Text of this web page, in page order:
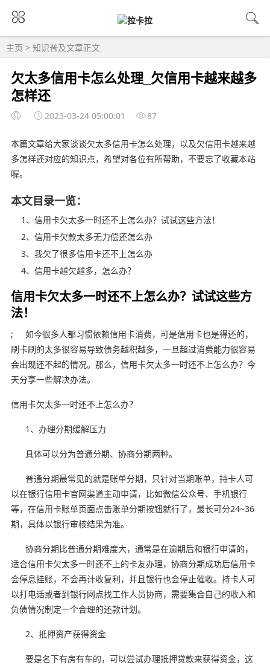
主页 > 知识普及文章正文
欠太多信用卡怎么处理_欠信用卡越来越多
怎样还
2023-03-24 05:00:01 87
本篇文章给大家谈谈欠太多信用卡怎么处理，以及欠信用卡越来越
多怎样还对应的知识点，希望对各位有所帮助，不要忘了收藏本站
喔。
本文目录一览：
1、信用卡欠太多一时还不上怎么办？试试这些方法！
2、信用卡欠款太多无力偿还怎么办
3、我欠了很多信用卡还不上怎么办
4、信用卡越欠越多，怎么办？
信用卡欠太多一时还不上怎么办？试试这些方
法！
; 如今很多人都习惯依赖信用卡消费，可是信用卡也是得还的，
刷卡刷的太多很容易导致债务越积越多，一旦超过消费能力很容易
会出现还不起的情况。那么，信用卡欠太多一时还不上怎么办？今
天分享一些解决办法。
信用卡欠太多一时还不上怎么办？
1、办理分期缓解压力
具体可以分为普通分期、协商分期两种。
普通分期最常见的就是账单分期，只针对当期账单，持卡人可
以在银行信用卡官网渠道主动申请，比如微信公众号、手机银行
等，在信用卡账单页面点击账单分期按钮就行了，最长可分24~36
期，具体以银行审核结果为准。
协商分期比普通分期难度大，通常是在逾期后和银行申请的，
适合信用卡欠太多一时还不上的卡友办理，协商分期成功后信用卡
会停息挂账，不会再计收复利，并且银行也会停止催收。持卡人可
以打电话或者到银行网点找工作人员协商，需要集合自己的收入和
负债情况制定一个合理的还款计划。
2、抵押资产获得资金
要是名下有房有车的，可以尝试办理抵押贷款来获得资金，这